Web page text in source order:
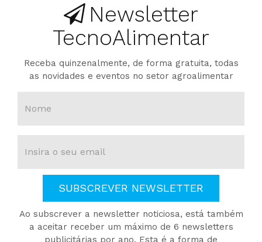
Newsletter
TecnoAlimentar
Receba quinzenalmente, de forma gratuita, todas
as novidades e eventos no setor agroalimentar
SUBSCREVER NEWSLETTER
Ao subscrever a newsletter noticiosa, está também
a aceitar receber um máximo de 6 newsletters
publicitárias por ano. Esta é a forma de